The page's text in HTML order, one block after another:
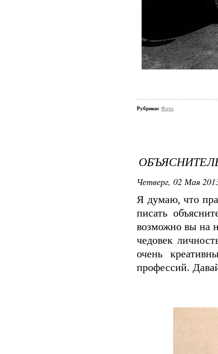
Рубрики: Фото
Четверг, 02 Мая
Я думаю, что
писать
возможно вы на
чедовек
очень
профессий.